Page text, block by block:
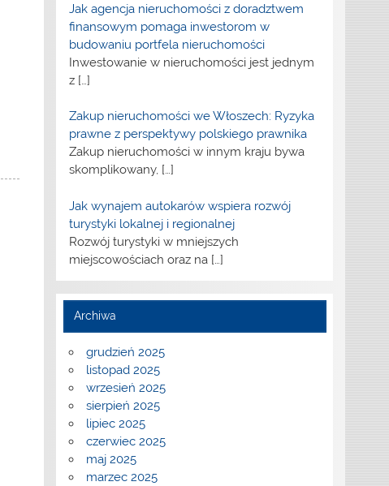
Jak agencja nieruchomości z doradztwem
finansowym pomaga inwestorom w
budowaniu portfela nieruchomości
Inwestowanie w nieruchomości jest jednym
z […]
Zakup nieruchomości we Włoszech: Ryzyka
prawne z perspektywy polskiego prawnika
Zakup nieruchomości w innym kraju bywa
skomplikowany, […]
Jak wynajem autokarów wspiera rozwój
turystyki lokalnej i regionalnej
Rozwój turystyki w mniejszych
miejscowościach oraz na […]
Archiwa
grudzień 2025
listopad 2025
wrzesień 2025
sierpień 2025
lipiec 2025
czerwiec 2025
maj 2025
marzec 2025